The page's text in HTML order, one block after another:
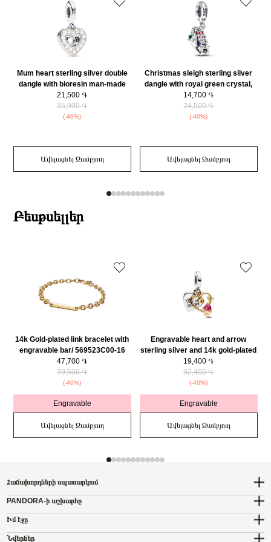
Mum heart sterling silver double
dangle with bioresin man-made
mother of pearl and clear cubic
zirconia/ 792649C01
21,500 ֏
35,900 ֏
(-40%)
Ավելացնել Զամբյուղ
Christmas sleigh sterling silver
dangle with royal green crystal,
glittery blue and red enamel/
792977C01
14,700 ֏
24,500 ֏
(-40%)
Ավելացնել Զամբյուղ
Բեսթսելլեր
14k Gold-plated link bracelet with
engravable bar/ 569523C00-16
47,700 ֏
79,500 ֏
(-40%)
Engravable
Ավելացնել Զամբյուղ
Engravable heart and arrow
sterling silver and 14k gold-plated
double dangle with red cubic
zirconia/ 763622C01
19,400 ֏
32,400 ֏
(-40%)
Engravable
Ավելացնել Զամբյուղ
Հաճախորդների սպասարկում
PANDORA-ի աշխարհը
Իմ էջը
Նվերներ